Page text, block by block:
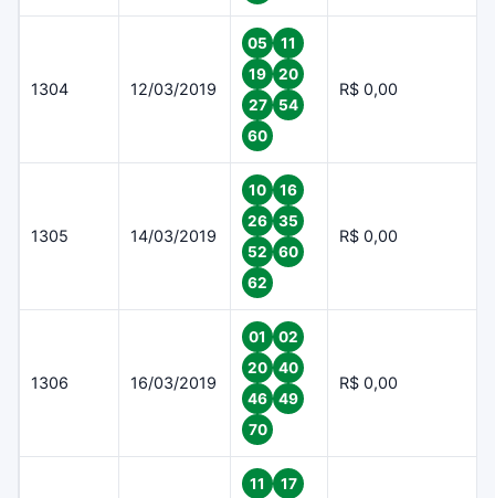
1304 12/03/2019
05
11
19
20
27
54
60
R$ 0,00
1305 14/03/2019
10
16
26
35
52
60
62
R$ 0,00
1306 16/03/2019
01
02
20
40
46
49
70
R$ 0,00
11
17